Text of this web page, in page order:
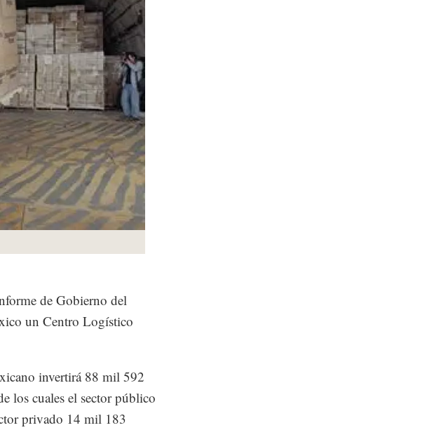
de Gobierno del
un Centro Logístico
invertirá 88 mil 592
los cuales el sector público
privado 14 mil 183